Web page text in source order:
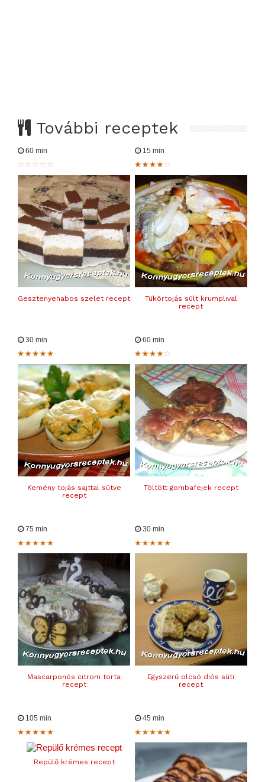
További receptek
60 min
Gesztenyehabos szelet recept
15 min
Tükörtojás sült krumplival
recept
30 min
Kemény tojás sajttal sütve
recept
60 min
Töltött gombafejek recept
75 min
Mascarponés citrom torta
recept
30 min
Egyszerű olcsó diós süti
recept
105 min
Repülő krémes recept
45 min